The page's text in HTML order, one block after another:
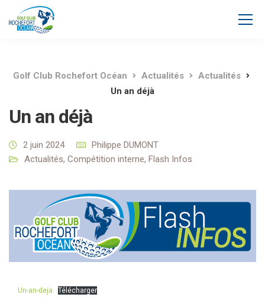
Golf Club Rochefort Océan Actualités
Actualités
Un an déjà
Un an déjà
2 juin 2024
Philippe DUMONT
Actualités, Compétition interne, Flash Infos
Un-an-deja Télécharger